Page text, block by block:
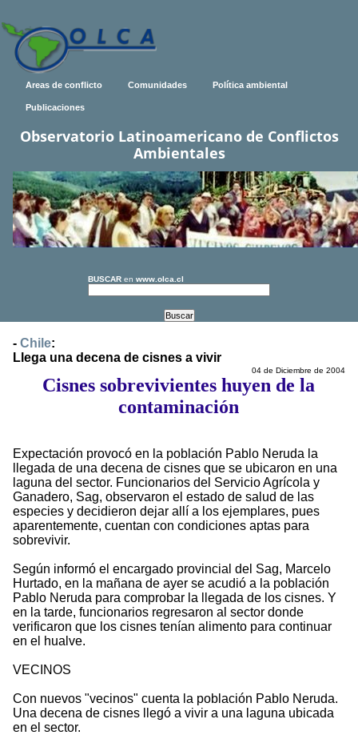
Areas de conflicto Comunidades Política ambiental
Publicaciones
Observatorio Latinoamericano de Conflictos
Ambientales
BUSCAR en www.olca.cl
- Chile:
Llega una decena de cisnes a vivir
04 de Diciembre de 2004
Cisnes sobrevivientes huyen de la
contaminación
Expectación provocó en la población Pablo Neruda la
llegada de una decena de cisnes que se ubicaron en una
laguna del sector. Funcionarios del Servicio Agrícola y
Ganadero, Sag, observaron el estado de salud de las
especies y decidieron dejar allí a los ejemplares, pues
aparentemente, cuentan con condiciones aptas para
sobrevivir.
Según informó el encargado provincial del Sag, Marcelo
Hurtado, en la mañana de ayer se acudió a la población
Pablo Neruda para comprobar la llegada de los cisnes. Y
en la tarde, funcionarios regresaron al sector donde
verificaron que los cisnes tenían alimento para continuar
en el hualve.
VECINOS
Con nuevos "vecinos" cuenta la población Pablo Neruda.
Una decena de cisnes llegó a vivir a una laguna ubicada
en el sector.